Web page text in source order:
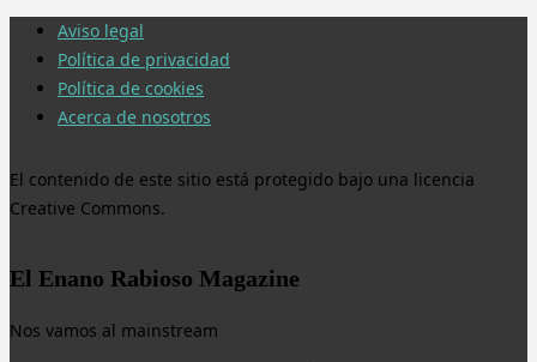
Aviso legal
Política de privacidad
Política de cookies
Acerca de nosotros
El contenido de este sitio está protegido bajo una licencia
Creative Commons.
El Enano Rabioso Magazine
Nos vamos al mainstream